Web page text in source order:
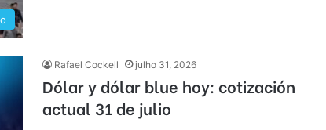
Rafael Cockell julho 31, 2026
Dólar y dólar blue hoy: cotización
actual 31 de julio